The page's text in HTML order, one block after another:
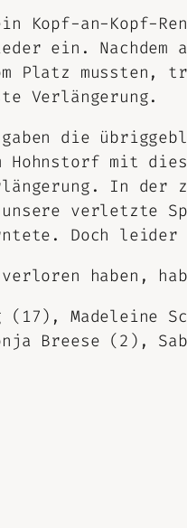
an-Kopf-
ein.
Platz mussten,
Verlängerung.
die
Hohnstorf mit
In der
verletzte
Doch
haben,
(17), Madeleine
Breese (2),